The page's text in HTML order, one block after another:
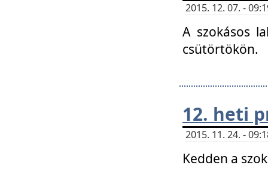
2015. 12. 07. -
A szokásos
csütörtökön.
12. heti
2015. 11. 24. -
Kedden a